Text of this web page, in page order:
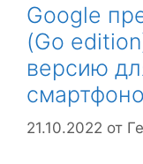
Google
(Go
версию
21.10.2022 от